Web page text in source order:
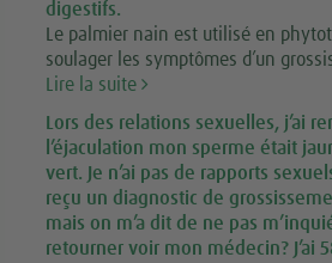
digestifs.
Le palmier nain est utilisé en
soulager les symptômes d’un
Lire la suite
Lors des relations sexuelles, j’ai
l’éjaculation mon sperme était
vert. Je n’ai pas de rapports
reçu un diagnostic de
mais on m’a dit de ne pas
retourner voir mon médecin? J’ai